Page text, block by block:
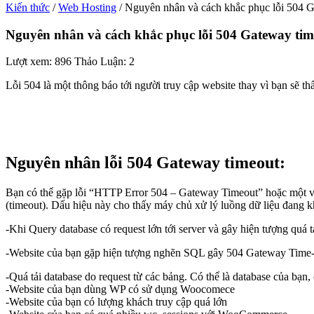
Kiến thức /Web Hosting /Nguyên nhân và cách khắc phục lỗi 504
Nguyên nhân và cách khắc phục lỗi 504 Gateway
Lượt xem: 896 Thảo Luận: 2
Lỗi 504 là một thông báo tới người truy cập website thay vì bạn sẽ
Nguyên nhân lỗi 504 Gateway timeout:
Bạn có thể gặp lỗi “HTTP Error 504 – Gateway Timeout” hoặc
(timeout). Dấu hiệu này cho thấy máy chủ xử lý luồng dữ liệu đang
-Khi Query database có request lớn tới server và gây hiện tượng quá
-Website của bạn gặp hiện tượng nghẽn SQL gây 504 Gateway
-Quá tải database do request từ các bảng. Có thể là database của
-Website của bạn dùng WP có sử dụng Woocomece
-Website của bạn có lượng khách truy cập quá lớn